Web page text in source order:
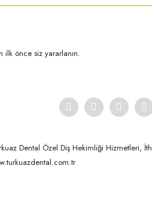
önce siz yararlanın.
Dental Özel Diş Hekimliği Hizmetleri,